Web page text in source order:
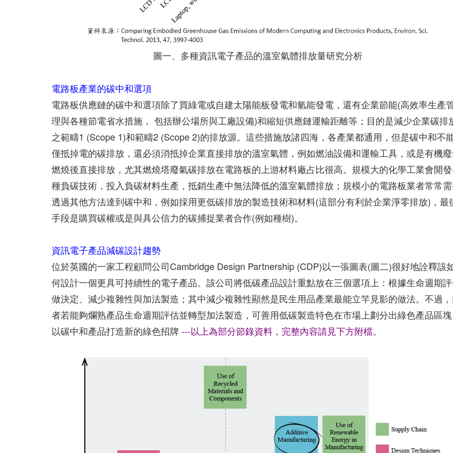
圖一、多種資訊電子產品的溫室氣體排放量研究分析
電路板產業的碳中和選項
電路板供應鏈的碳中和選項除了買綠電或自建太陽能板發電和氫能發電，還有企業節能(高效率生產
理與各種節電省水措施， 包括辦公場所與工廠設備)和縮短供應鏈運輸距離等；目的是減少企業碳排
之範疇1 (Scope 1)和範疇2 (Scope 2)的排放源。這些措施放諸四海，各產業都通用，但是碳中和不
僅抵掉電的碳排放，還必須消抵掉企業直接排放的溫室氣體，例如燃油設備和運輸工具，或是有機
燃燒後直接排放，尤其燃燒塔廢氣碳排放在電路板的上游材料廠占比很高。規模大的化學工業會開
種負碳技術，投入負碳材料生產，抵銷生產中無法降低的溫室氣體排放；規模小的電路板業者常常
透過其他方法達到碳中和，例如採用更低碳排放的製造技術和材料(這部分有利於企業淨零排放)，最
手段是購買碳權或是與具公信力的碳捕捉業者合作(例如種樹)。
資訊電子產品減碳設計趨勢
位於英國的一家工程顧問公司Cambridge Design Partnership (CDP)以一張圖表(圖二)很好地詮釋該
何設計一個更具可持續性的電子產品。該公司將低碳產品設計重點放在三個選項上：根據生命週期
做決定、減少複雜性與加法製造；其中減少複雜性顯然是民生用品產業最能立竿見影的做法。不過
者若能夠爛熟產品生命週期評估並轉型加法製造，可善用低碳製造特色在市場上劃分出綠色產品區塊
以碳中和產品打造新的綠色招牌 ---以上為部分節錄資料，完整內容請見下方附檔。